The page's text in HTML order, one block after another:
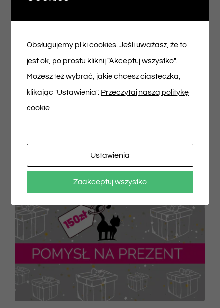
Voucher podarunkowy – 100zł
Dodaj do koszyka Szczegóły
Obsługujemy pliki cookies. Jeśli uważasz, że to
jest ok, po prostu kliknij "Akceptuj wszystko".
Możesz też wybrać, jakie chcesz ciasteczka,
klikając "Ustawienia". Przeczytaj naszą politykę
cookie
Ustawienia
Zaakceptuj wszystko